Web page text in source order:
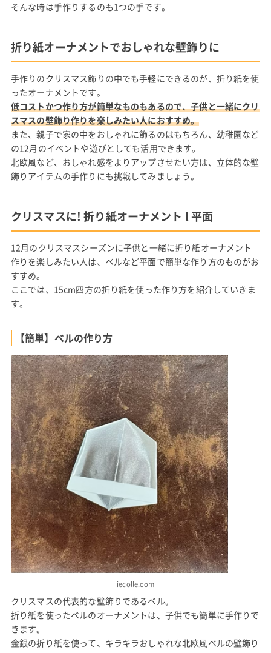
そんな時は手作りするのも1つの手です。
折り紙オーナメントでおしゃれな壁飾りに
手作りのクリスマス飾りの中でも手軽にできるのが、折り紙を使
ったオーナメントです。
低コストかつ作り方が簡単なものもあるので、子供と一緒にクリ
スマスの壁飾り作りを楽しみたい人におすすめ。
また、親子で家の中をおしゃれに飾るのはもちろん、幼稚園など
の12月のイベントや遊びとしても活用できます。
北欧風など、おしゃれ感をよりアップさせたい方は、立体的な壁
飾りアイテムの手作りにも挑戦してみましょう。
クリスマスに! 折り紙オーナメント l 平面
12月のクリスマスシーズンに子供と一緒に折り紙オーナメント
作りを楽しみたい人は、ベルなど平面で簡単な作り方のものがお
すすめ。
ここでは、15cm四方の折り紙を使った作り方を紹介していきま
す。
【簡単】ベルの作り方
iecolle.com
クリスマスの代表的な壁飾りであるベル。
折り紙を使ったベルのオーナメントは、子供でも簡単に手作りで
きます。
金銀の折り紙を使って、キラキラおしゃれな北欧風ベルの壁飾り